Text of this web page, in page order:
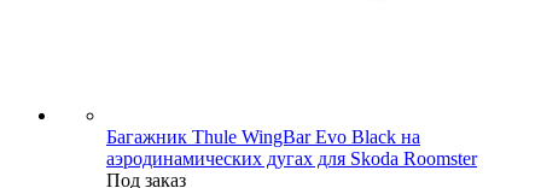
Багажник Thule WingBar Evo Black на
аэродинамических дугах для Skoda Roomster
Под заказ